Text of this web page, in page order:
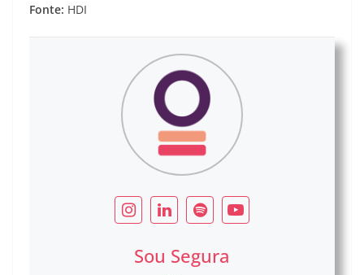
Fonte: HDI
Sou Segura